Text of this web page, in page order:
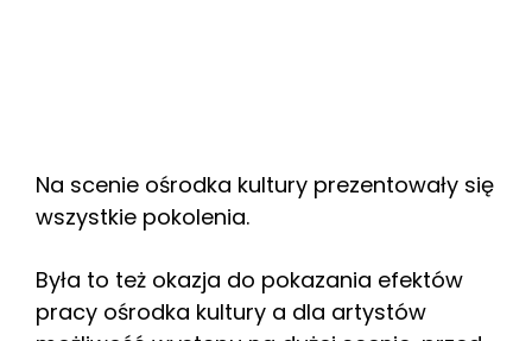
Na scenie ośrodka kultury prezentowały się
wszystkie pokolenia.
Była to też okazja do pokazania efektów
pracy ośrodka kultury a dla artystów